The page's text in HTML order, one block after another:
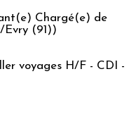
Chargé(e) de
Evry (91))
voyages H/F - CDI -